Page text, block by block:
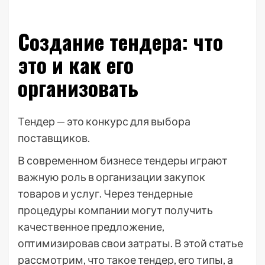
Создание тендера: что
это и как его
организовать
Тендер — это конкурс для выбора
поставщиков.
В современном бизнесе тендеры играют
важную роль в организации закупок
товаров и услуг. Через тендерные
процедуры компании могут получить
качественное предложение,
оптимизировав свои затраты. В этой статье
рассмотрим, что такое тендер, его типы, а